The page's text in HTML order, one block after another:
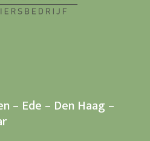
– Ede – Den Haag –